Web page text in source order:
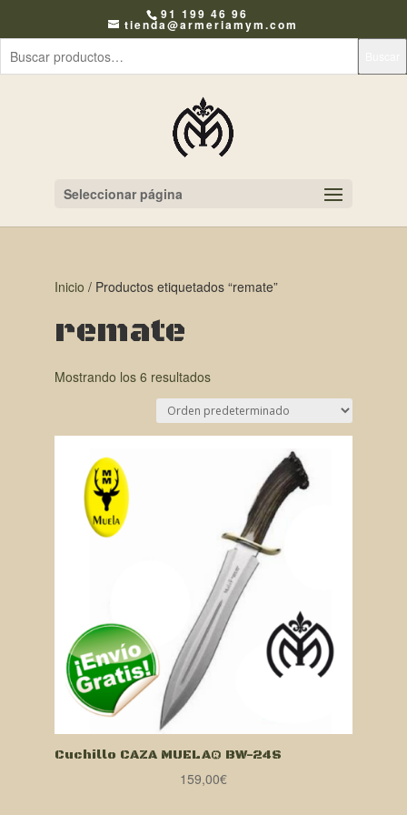
91 199 46 96
tienda@armeriamym.com
Seleccionar página
Inicio / Productos etiquetados “remate”
remate
Mostrando los 6 resultados
Cuchillo CAZA MUELA® BW-24S
159,00€